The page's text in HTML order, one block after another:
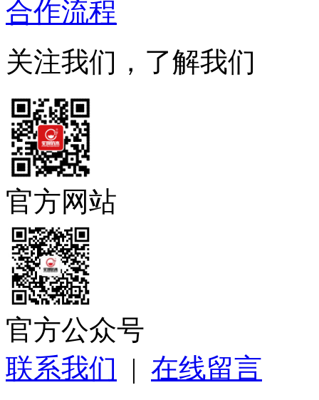
合作流程
关注我们，了解我们
官方网站
官方公众号
联系我们 | 在线留言